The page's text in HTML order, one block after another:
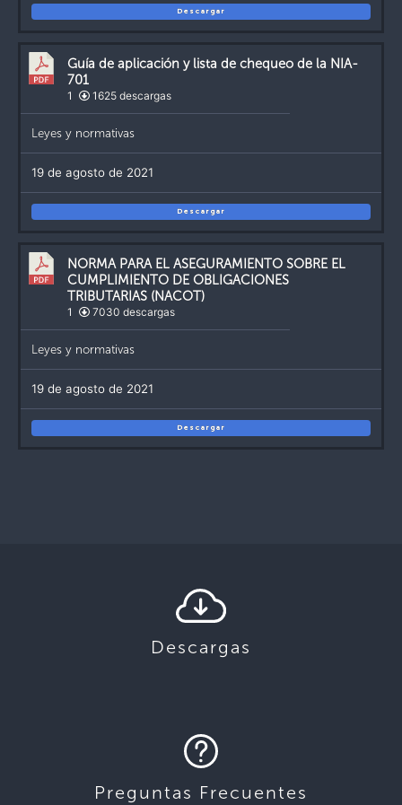
Descargar
Guía de aplicación y lista de chequeo de la NIA-
701
1 1625 descargas
Leyes y normativas
19 de agosto de 2021
Descargar
NORMA PARA EL ASEGURAMIENTO SOBRE EL
CUMPLIMIENTO DE OBLIGACIONES
TRIBUTARIAS (NACOT)
1 7030 descargas
Leyes y normativas
19 de agosto de 2021
Descargar
Descargas
Preguntas Frecuentes